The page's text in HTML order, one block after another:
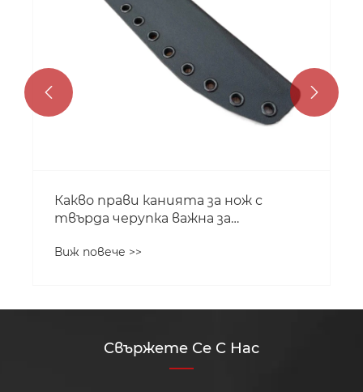
Какво прави канията за нож с
твърда черупка важна за
ножове?
Виж повече >>
 
Свържете Се С Нас